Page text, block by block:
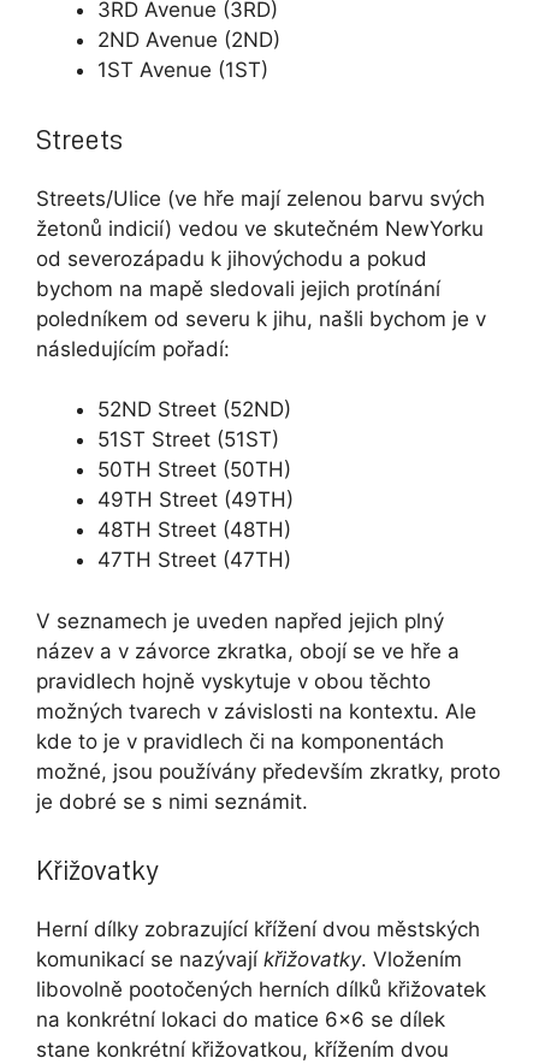
3RD Avenue (3RD)
2ND Avenue (2ND)
1ST Avenue (1ST)
Streets
Streets/Ulice (ve hře mají zelenou barvu svých
žetonů indicií) vedou ve skutečném NewYorku
od severozápadu k jihovýchodu a pokud
bychom na mapě sledovali jejich protínání
poledníkem od severu k jihu, našli bychom je v
následujícím pořadí:
52ND Street (52ND)
51ST Street (51ST)
50TH Street (50TH)
49TH Street (49TH)
48TH Street (48TH)
47TH Street (47TH)
V seznamech je uveden napřed jejich plný
název a v závorce zkratka, obojí se ve hře a
pravidlech hojně vyskytuje v obou těchto
možných tvarech v závislosti na kontextu. Ale
kde to je v pravidlech či na komponentách
možné, jsou používány především zkratky, proto
je dobré se s nimi seznámit.
Křižovatky
Herní dílky zobrazující křížení dvou městských
komunikací se nazývají křižovatky. Vložením
libovolně pootočených herních dílků křižovatek
na konkrétní lokaci do matice 6×6 se dílek
stane konkrétní křižovatkou, křížením dvou